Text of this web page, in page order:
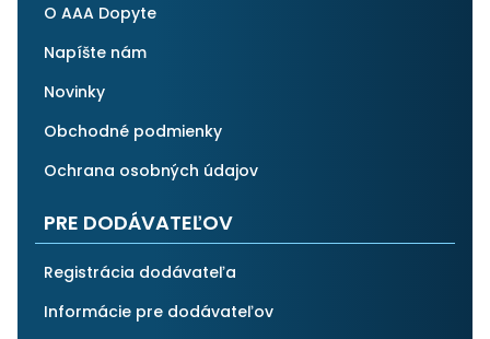
O AAA Dopyte
Napíšte nám
Novinky
Obchodné podmienky
Ochrana osobných údajov
PRE DODÁVATEĽOV
Registrácia dodávateľa
Informácie pre dodávateľov